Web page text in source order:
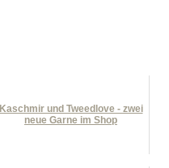
Kaschmir und Tweedlove - zwei
neue Garne im Shop